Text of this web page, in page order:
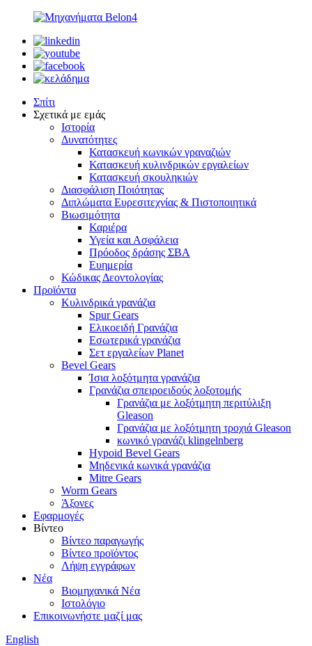
Σπίτι
Σχετικά με εμάς
Ιστορία
Δυνατότητες
Κατασκευή κωνικών γραναζιών
Κατασκευή κυλινδρικών εργαλείων
Κατασκευή σκουληκιών
Διασφάλιση Ποιότητας
Διπλώματα Ευρεσιτεχνίας & Πιστοποιητικά
Βιωσιμότητα
Καριέρα
Υγεία και Ασφάλεια
Πρόοδος δράσης ΣΒΑ
Ευημερία
Κώδικας Δεοντολογίας
Προϊόντα
Κυλινδρικά γρανάζια
Spur Gears
Ελικοειδή Γρανάζια
Εσωτερικά γρανάζια
Σετ εργαλείων Planet
Bevel Gears
Ίσια λοξότμητα γρανάζια
Γρανάζια σπειροειδούς λοξοτομής
Γρανάζια με λοξότμητη περιτύλιξη
Gleason
Γρανάζια με λοξότμητη τροχιά Gleason
κωνικό γρανάζι klingelnberg
Hypoid Bevel Gears
Μηδενικά κωνικά γρανάζια
Mitre Gears
Worm Gears
Άξονες
Εφαρμογές
Βίντεο
Βίντεο παραγωγής
Βίντεο προϊόντος
Λήψη εγγράφων
Νέα
Βιομηχανικά Νέα
Ιστολόγιο
Επικοινωνήστε μαζί μας
English